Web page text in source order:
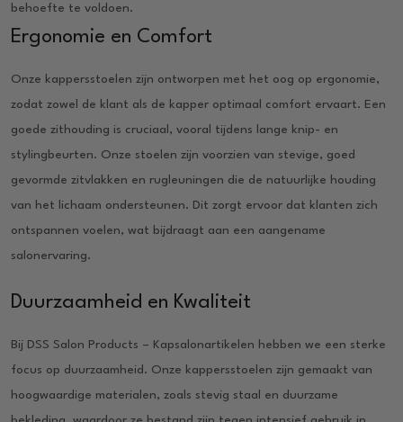
behoefte te voldoen.
Ergonomie en Comfort
Onze kappersstoelen zijn ontworpen met het oog op ergonomie,
zodat zowel de klant als de kapper optimaal comfort ervaart. Een
goede zithouding is cruciaal, vooral tijdens lange knip- en
stylingbeurten. Onze stoelen zijn voorzien van stevige, goed
gevormde zitvlakken en rugleuningen die de natuurlijke houding
van het lichaam ondersteunen. Dit zorgt ervoor dat klanten zich
ontspannen voelen, wat bijdraagt aan een aangename
salonervaring.
Duurzaamheid en Kwaliteit
Bij DSS Salon Products – Kapsalonartikelen hebben we een sterke
focus op duurzaamheid. Onze kappersstoelen zijn gemaakt van
hoogwaardige materialen, zoals stevig staal en duurzame